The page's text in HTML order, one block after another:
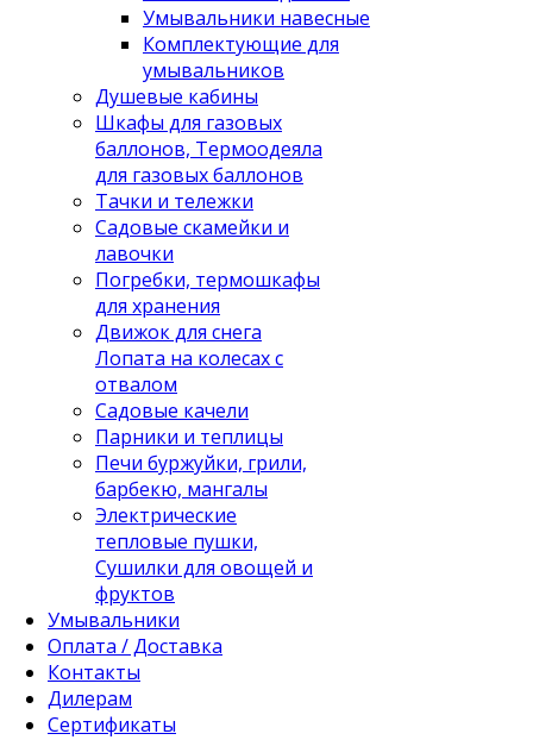
Умывальники навесные
Комплектующие для
умывальников
Душевые кабины
Шкафы для газовых
баллонов, Термоодеяла
для газовых баллонов
Тачки и тележки
Садовые скамейки и
лавочки
Погребки, термошкафы
для хранения
Движок для снега
Лопата на колесах с
отвалом
Садовые качели
Парники и теплицы
Печи буржуйки, грили,
барбекю, мангалы
Электрические
тепловые пушки,
Сушилки для овощей и
фруктов
Умывальники
Оплата / Доставка
Контакты
Дилерам
Сертификаты